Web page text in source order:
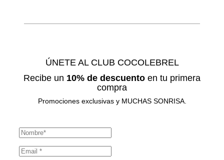
ÚNETE AL CLUB COCOLEBREL
Recibe un 10% de descuento en tu primera
compra
Promociones exclusivas y MUCHAS SONRISA.